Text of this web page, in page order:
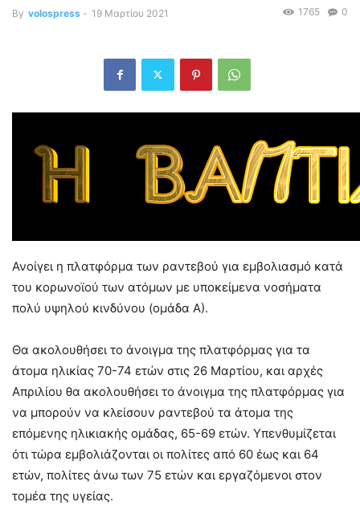
By volospress - 19 Μαρτίου 2021 0
1765
Ανοίγει η πλατφόρμα των ραντεβού για εμβολιασμό κατά
του κορωνοϊού των ατόμων με υποκείμενα νοσήματα
πολύ υψηλού κινδύνου (ομάδα Α).
Θα ακολουθήσει το άνοιγμα της πλατφόρμας για τα
άτομα ηλικίας 70-74 ετών στις 26 Μαρτίου, και αρχές
Απριλίου θα ακολουθήσει το άνοιγμα της πλατφόρμας για
να μπορούν να κλείσουν ραντεβού τα άτομα της
επόμενης ηλικιακής ομάδας, 65-69 ετών. Υπενθυμίζεται
ότι τώρα εμβολιάζονται οι πολίτες από 60 έως και 64
ετών, πολίτες άνω των 75 ετών και εργαζόμενοι στον
τομέα της υγείας.